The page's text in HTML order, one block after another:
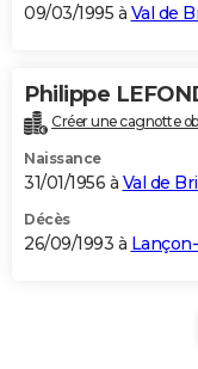
09/03/1995 à Val de
Philippe
Créer une cagnotte
Naissance
31/01/1956 à Val de
Décès
26/09/1993 à